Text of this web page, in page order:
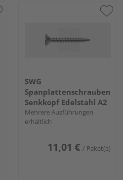
SWG
Spanplattenschrauben
Senkkopf Edelstahl A2
Mehrere Ausführungen
erhältlich
11,01 € / Paket(e)